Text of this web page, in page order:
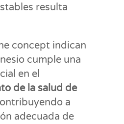
resulta
concept indican
cumple una
en el
de la salud de
a
adecuada de